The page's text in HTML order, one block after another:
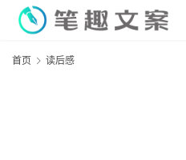
首页 读后感